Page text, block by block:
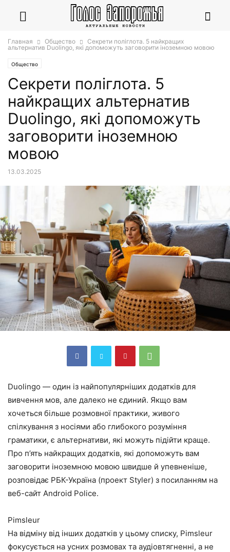
Главная Общество
Секрети поліглота. 5 найкращих
альтернатив Duolingo, які допоможуть заговорити іноземною мовою
Общество
Секрети поліглота. 5
найкращих альтернатив
Duolingo, які допоможуть
заговорити іноземною
мовою
13.03.2025
Duolingo — один із найпопулярніших додатків для
вивчення мов, але далеко не єдиний. Якщо вам
хочеться більше розмовної практики, живого
спілкування з носіями або глибокого розуміння
граматики, є альтернативи, які можуть підійти краще.
Про п’ять найкращих додатків, які допоможуть вам
заговорити іноземною мовою швидше й упевненіше,
розповідає РБК-Україна (проект Styler) з посиланням на
веб-сайт Android Police.
Pimsleur
На відміну від інших додатків у цьому списку, Pimsleur
фокусується на усних розмовах та аудіовтягненні, а не